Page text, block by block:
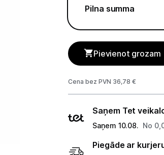
Portatīvie datori un piederumi
Spēļu konsoles un piederumi
Pilna summa
Pievienot grozam
Cena bez PVN 36,78 €
Piegādes
veidi
Saņem Tet
Saņem 10.08. No
Piegāde ar